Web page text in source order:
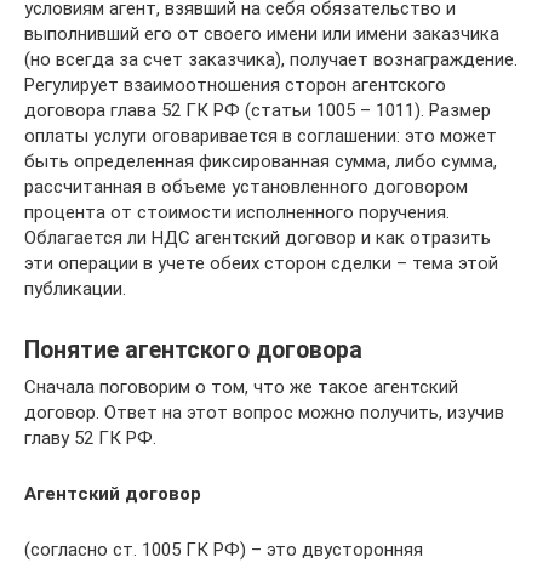
условиям агент, взявший на себя обязательство и
выполнивший его от своего имени или имени заказчика
(но всегда за счет заказчика), получает вознаграждение.
Регулирует взаимоотношения сторон агентского
договора глава 52 ГК РФ (статьи 1005 – 1011). Размер
оплаты услуги оговаривается в соглашении: это может
быть определенная фиксированная сумма, либо сумма,
рассчитанная в объеме установленного договором
процента от стоимости исполненного поручения.
Облагается ли НДС агентский договор и как отразить
эти операции в учете обеих сторон сделки – тема этой
публикации.
Понятие агентского договора
Сначала поговорим о том, что же такое агентский
договор. Ответ на этот вопрос можно получить, изучив
главу 52 ГК РФ.
Агентский договор
(cогласно ст. 1005 ГК РФ) – это двусторонняя